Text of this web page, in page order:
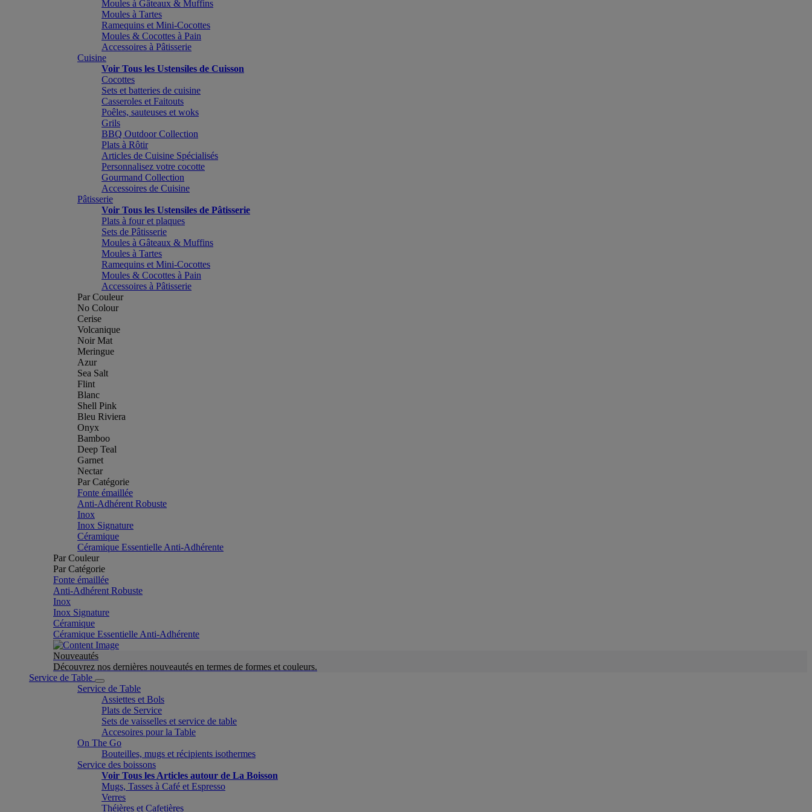
Moules à Gâteaux & Muffins
Moules à Tartes
Ramequins et Mini-Cocottes
Moules & Cocottes à Pain
Accessoires à Pâtisserie
Cuisine
Voir Tous les Ustensiles de Cuisson
Cocottes
Sets et batteries de cuisine
Casseroles et Faitouts
Poêles, sauteuses et woks
Grils
BBQ Outdoor Collection
Plats à Rôtir
Articles de Cuisine Spécialisés
Personnalisez votre cocotte
Gourmand Collection
Accessoires de Cuisine
Pâtisserie
Voir Tous les Ustensiles de Pâtisserie
Plats à four et plaques
Sets de Pâtisserie
Moules à Gâteaux & Muffins
Moules à Tartes
Ramequins et Mini-Cocottes
Moules & Cocottes à Pain
Accessoires à Pâtisserie
Par Couleur
No Colour
Cerise
Volcanique
Noir Mat
Meringue
Azur
Sea Salt
Flint
Blanc
Shell Pink
Bleu Riviera
Onyx
Bamboo
Deep Teal
Garnet
Nectar
Par Catégorie
Fonte émaillée
Anti-Adhérent Robuste
Inox
Inox Signature
Céramique
Céramique Essentielle Anti-Adhérente
Par Couleur
Par Catégorie
Fonte émaillée
Anti-Adhérent Robuste
Inox
Inox Signature
Céramique
Céramique Essentielle Anti-Adhérente
Nouveautés
Découvrez nos dernières nouveautés en termes de formes et couleurs.
Service de Table
Service de Table
Assiettes et Bols
Plats de Service
Sets de vaisselles et service de table
Accesoires pour la Table
On The Go
Bouteilles, mugs et récipients isothermes
Service des boissons
Voir Tous les Articles autour de La Boisson
Mugs, Tasses à Café et Espresso
Verres
Théières et Cafetières